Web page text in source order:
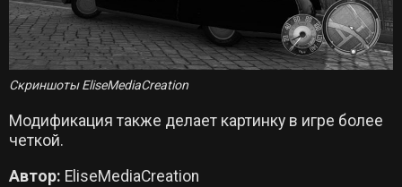
Скриншоты EliseMediaCreation
Модификация также делает картинку в игре более
четкой.
Автор: EliseMediaCreation